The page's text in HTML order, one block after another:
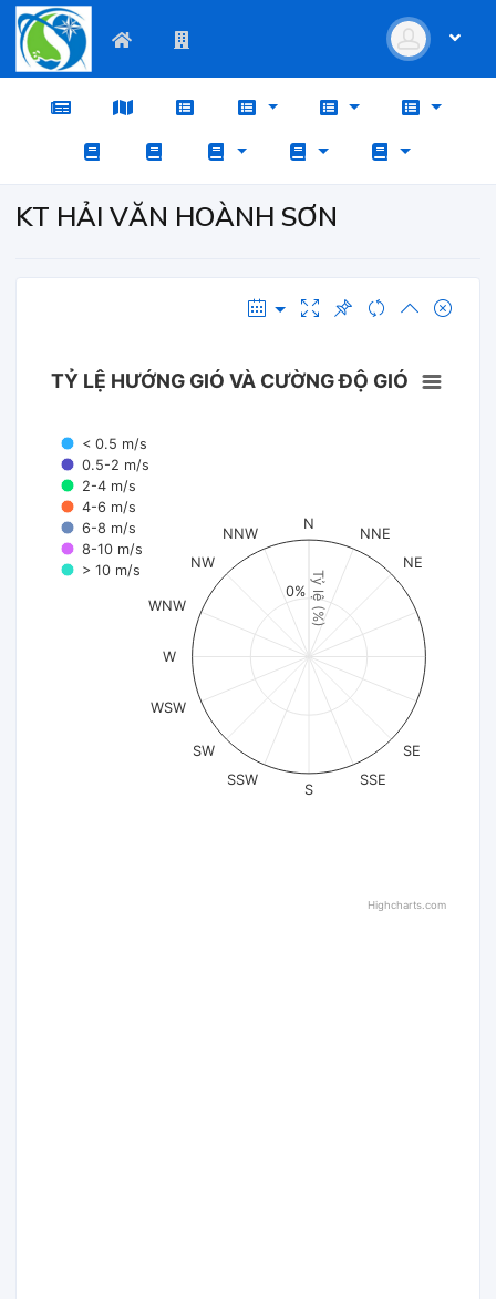
KT HẢI VĂN HOÀNH SƠN
Tỷ lệ (%)
TỶ LỆ HƯỚNG GIÓ VÀ CƯỜNG ĐỘ GIÓ
< 0.5 m/s
0.5-2 m/s
2-4 m/s
4-6 m/s
6-8 m/s
8-10 m/s
> 10 m/s
N
NNE
NE
SE
SSE
S
SSW
SW
WSW
W
WNW
NW
NNW
0%
Highcharts.com